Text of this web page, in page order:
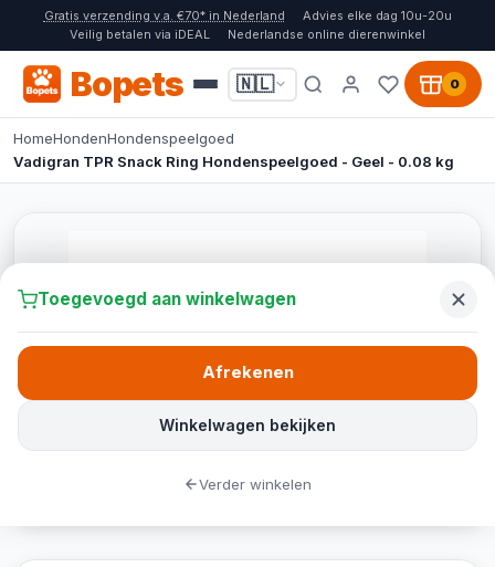
Gratis verzending v.a. €70* in Nederland
Advies elke dag 10u-20u
Veilig betalen via iDEAL
Nederlandse online dierenwinkel
Bopets 🇳🇱 0
HomeHondenHondenspeelgoed
Vadigran TPR Snack Ring Hondenspeelgoed - Geel - 0.08 kg
Toegevoegd aan winkelwagen
Winkelwagen bekijken
Afrekenen
Verder winkelen